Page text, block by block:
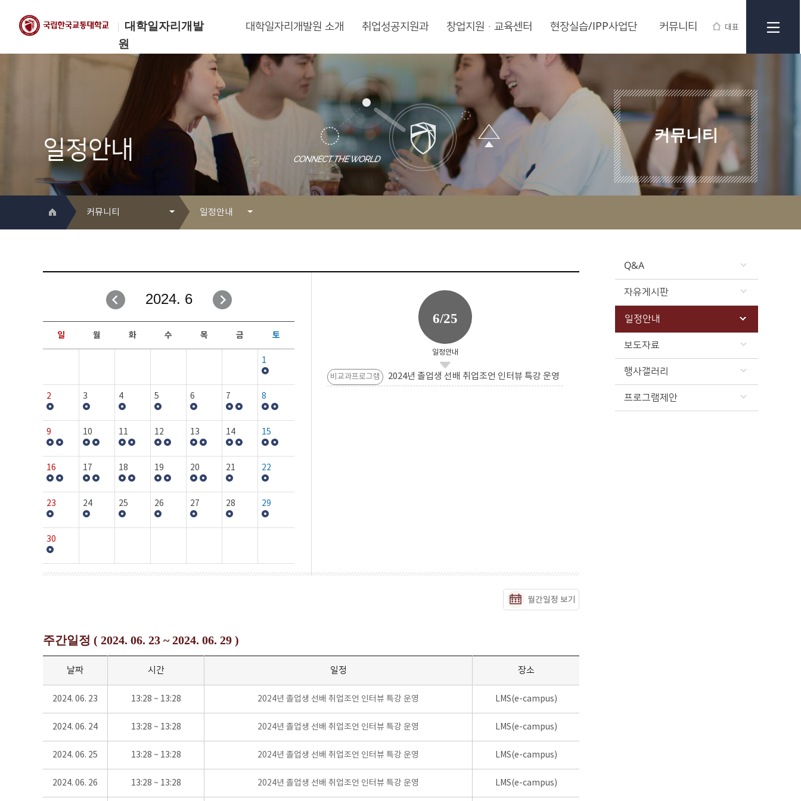
대학일자리개발
원
대표
한국교통대학교
대학일자리개발원
대학일자리개발원 소개 취업성공지원과 창업지원·교육센터 현장실습/IPP사업단 커뮤니티
일정안내
커뮤니티
커뮤니티
취업성공지원과
창업지원·교육센터
현장실습/IPP사업단
커뮤니티
일정안내
자유게시판
일정안내
보도자료
행사갤러리
Q&A
자유게시판
일정안내
보도자료
행사갤러리
프로그램제안
2024. 6
일 월 화 수 목 금 토
1
2 3 4 5 6 7 8
9 10 11 12 13 14 15
16 17 18 19 20 21 22
23 24 25 26 27 28 29
30
6/25
일정안내
비교과프로그램 2024년 졸업생 선배 취업조언 인터뷰 특강 운영
월간일정 보기
주간일정 ( 2024. 06. 23 ~ 2024. 06. 29 )
날짜 시간 일정 장소
2024. 06. 23 13:28 ~ 13:28 2024년 졸업생 선배 취업조언 인터뷰 특강 운영 LMS(e-campus)
2024. 06. 24 13:28 ~ 13:28 2024년 졸업생 선배 취업조언 인터뷰 특강 운영 LMS(e-campus)
2024. 06. 25 13:28 ~ 13:28 2024년 졸업생 선배 취업조언 인터뷰 특강 운영 LMS(e-campus)
2024. 06. 26 13:28 ~ 13:28 2024년 졸업생 선배 취업조언 인터뷰 특강 운영 LMS(e-campus)